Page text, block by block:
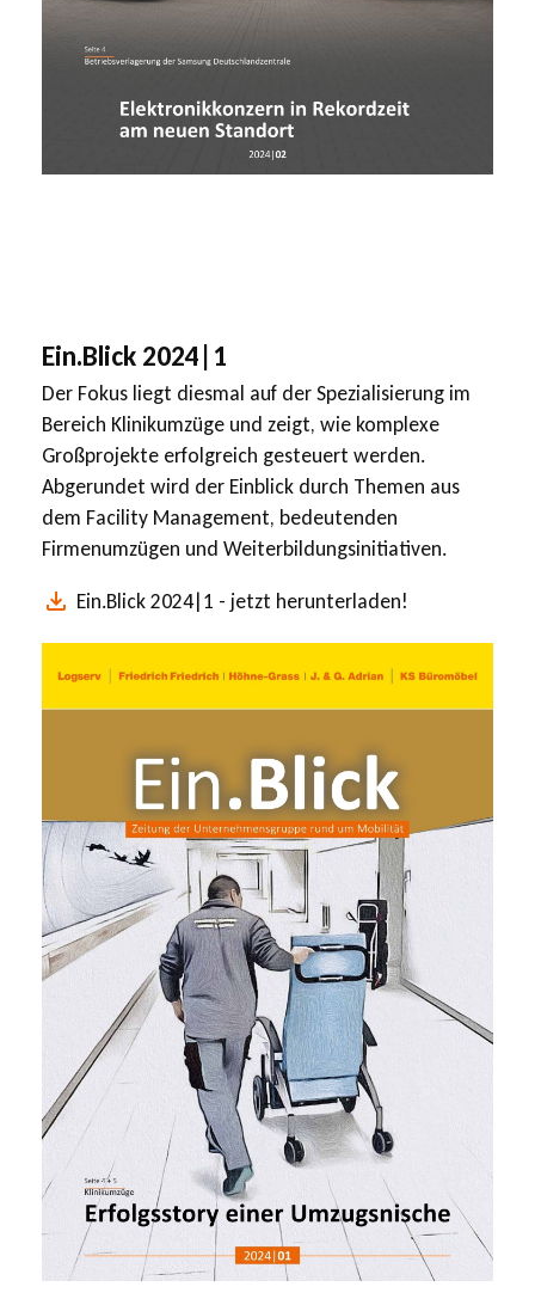
Ein.Blick 2024|1
Der Fokus liegt diesmal auf der Spezialisierung im
Bereich Klinikumzüge und zeigt, wie komplexe
Großprojekte erfolgreich gesteuert werden.
Abgerundet wird der Einblick durch Themen aus
dem Facility Management, bedeutenden
Firmenumzügen und Weiterbildungsinitiativen.
Ein.Blick 2024|1 - jetzt herunterladen!